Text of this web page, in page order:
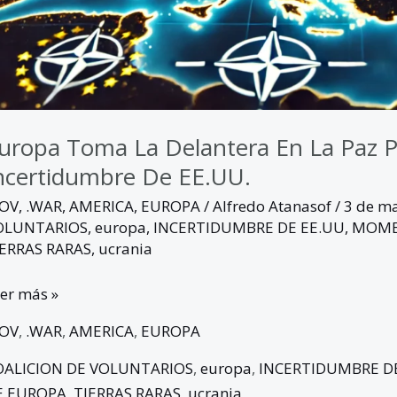
Toma La Delantera En La Paz
De EE.UU.
, .WAR, AMERICA, EUROPA/Alfredo Atanasof/3 de
, europa, INCERTIDUMBRE DE EE.UU,
RARAS, ucrania
más »
, .WAR, AMERICA, EUROPA
DE VOLUNTARIOS, europa, INCERTIDUMBRE
EUROPA TIERRAS RARAS ucrania